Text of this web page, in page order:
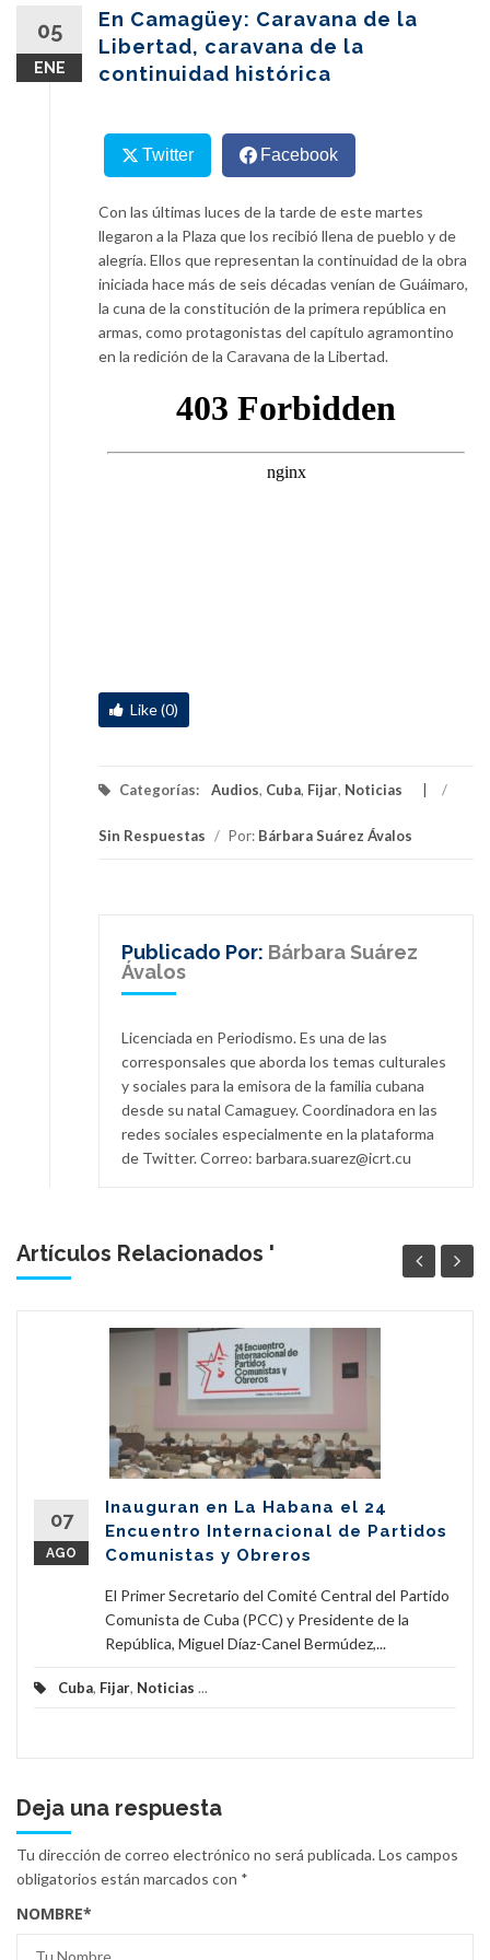
05
ENE
En Camagüey: Caravana de la
Libertad, caravana de la
continuidad histórica
Twitter Facebook
Con las últimas luces de la tarde de este martes
llegaron a la Plaza que los recibió llena de pueblo y de
alegría. Ellos que representan la continuidad de la obra
iniciada hace más de seis décadas venían de Guáimaro,
la cuna de la constitución de la primera república en
armas, como protagonistas del capítulo agramontino
en la redición de la Caravana de la Libertad.
Like (0)
Categorías: Audios, Cuba, Fijar, Noticias /
Sin Respuestas / Por: Bárbara Suárez Ávalos
Publicado Por: Bárbara Suárez
Ávalos
Licenciada en Periodismo. Es una de las
corresponsales que aborda los temas culturales
y sociales para la emisora de la familia cubana
desde su natal Camaguey. Coordinadora en las
redes sociales especialmente en la plataforma
de Twitter. Correo: barbara.suarez@icrt.cu
Artículos Relacionados '
07
AGO
Inauguran en La Habana el 24
Encuentro Internacional de Partidos
Comunistas y Obreros
El Primer Secretario del Comité Central del Partido
Comunista de Cuba (PCC) y Presidente de la
República, Miguel Díaz-Canel Bermúdez,...
Cuba, Fijar, Noticias ...
Deja una respuesta
Tu dirección de correo electrónico no será publicada.Los campos
obligatorios están marcados con *
NOMBRE*